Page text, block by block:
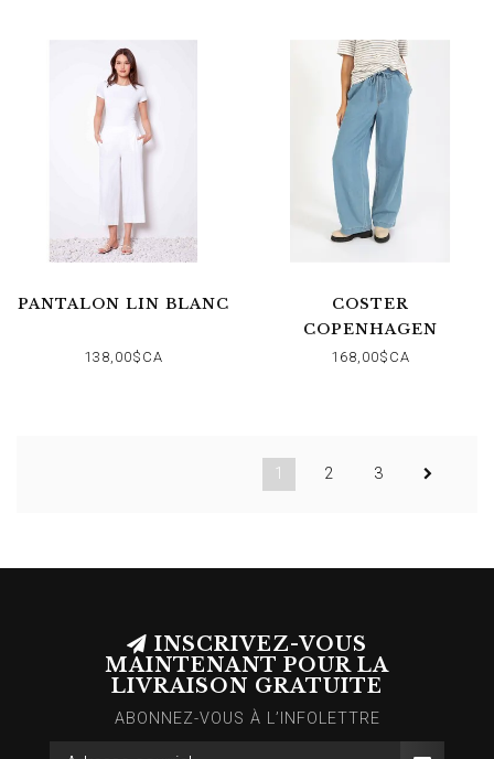
PANTALON LIN BLANC
138,00$CA
COSTER
COPENHAGEN
PANTALONS EN
168,00$CA
1 2 3
INSCRIVEZ-VOUS
MAINTENANT POUR LA
LIVRAISON GRATUITE
ABONNEZ-VOUS À L’INFOLETTRE